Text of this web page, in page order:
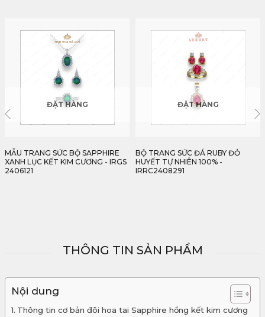
ĐẶT HÀNG
BỘ TRANG SỨC ĐÁ RUBY ĐỎ
HUYẾT TỰ NHIÊN 100% -
IRRC2408291
ĐẶT HÀNG
ĐÔI HOA TAI SAPPHIRE KẾT KIM
CƯƠNG 0,79CT - IRBS325
2501079
THÔNG TIN SẢN PHẨM
Nội dung
Thông tin cơ bản đôi hoa tai Sapphire hồng kết kim cương